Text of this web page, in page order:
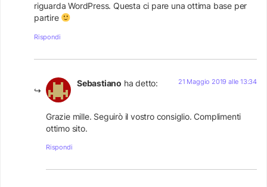
riguarda WordPress. Questa ci pare una ottima base per
partire
Rispondi
Sebastiano ha detto: 21 Maggio 2019 alle 13:34
Grazie mille. Seguirò il vostro consiglio. Complimenti
ottimo sito.
Rispondi